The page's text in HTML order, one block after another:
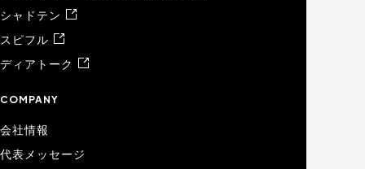
シャドテン
スピフル
ディアトーク
COMPANY
会社情報
代表メッセージ